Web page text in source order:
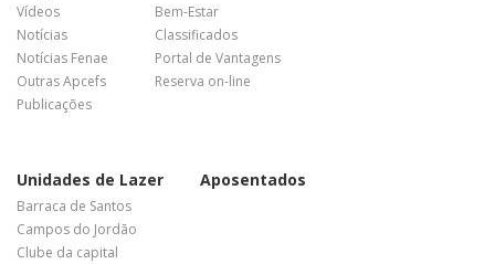
Vídeos
Notícias
Notícias Fenae
Outras Apcefs
Publicações
Bem-Estar
Classificados
Portal de Vantagens
Reserva on-line
Unidades de Lazer
Barraca de Santos
Campos do Jordão
Clube da capital
Aposentados